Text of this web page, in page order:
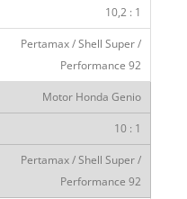
10,2 : 1
Pertamax / Shell Super /
Performance 92
Motor Honda Genio
10 : 1
Pertamax / Shell Super /
Performance 92